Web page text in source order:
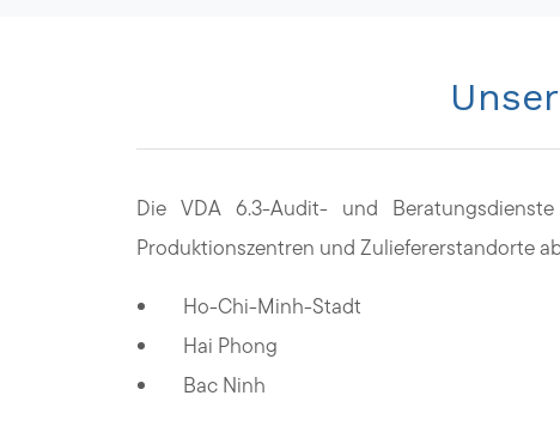
Die VDA 6.3-Audit- und
Produktionszentren und Zuliefererstandorte
Ho-Chi-Minh-Stadt
Hai Phong
Bac Ninh